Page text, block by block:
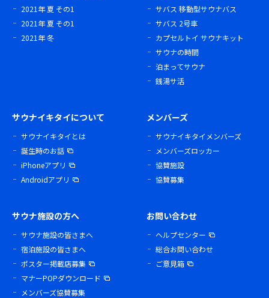
2021年 夏 その1
2021年 夏 その1
2021年 冬
サバス 移動型サウナバス
サバス 2号車
カプセルトイ サウナキット
サウナの時間
泊まってサウナ
銭湯サ活
サウナイキタイについて
サウナイキタイとは
誕生時のお話
iPhoneアプリ
Androidアプリ
メンバーズ
サウナイキタイメンバーズ
メンバーズロッカー
協賛施設
協賛募集
サウナ施設の方へ
サウナ施設の皆さまへ
宿泊施設の皆さまへ
ポスター掲載店募集
マナーPOPダウンロード
メンバーズ協賛募集
お問い合わせ
ヘルプセンター
総合お問い合わせ
ご意見箱